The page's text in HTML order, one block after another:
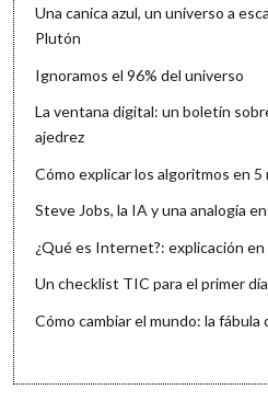
Una canica azul, un universo a
Plutón
Ignoramos el 96% del universo
La ventana digital: un boletín
ajedrez
Cómo explicar los algoritmos en
Steve Jobs, la IA y una analogía
¿Qué es Internet?: explicación
Un checklist TIC para el primer
Cómo cambiar el mundo: la fábula